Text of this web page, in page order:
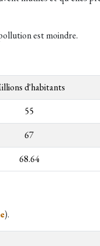
est moindre.
d'habitants
55
67
68.64
).​